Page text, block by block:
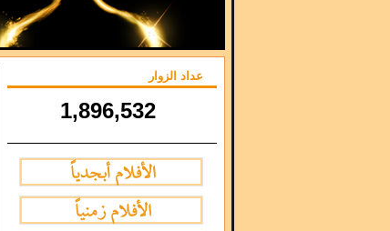
عداد الزوار
1,896,532